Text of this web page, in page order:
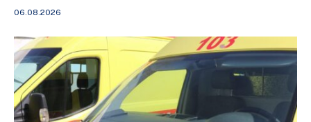
06.08.2026